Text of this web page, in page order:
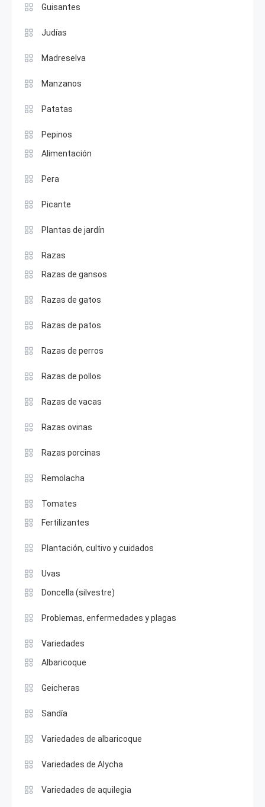
Guisantes
Judías
Madreselva
Manzanos
Patatas
Pepinos
Alimentación
Pera
Picante
Plantas de jardín
Razas
Razas de gansos
Razas de gatos
Razas de patos
Razas de perros
Razas de pollos
Razas de vacas
Razas ovinas
Razas porcinas
Remolacha
Tomates
Fertilizantes
Plantación, cultivo y cuidados
Uvas
Doncella (silvestre)
Problemas, enfermedades y plagas
Variedades
Albaricoque
Geicheras
Sandía
Variedades de albaricoque
Variedades de Alycha
Variedades de aquilegia